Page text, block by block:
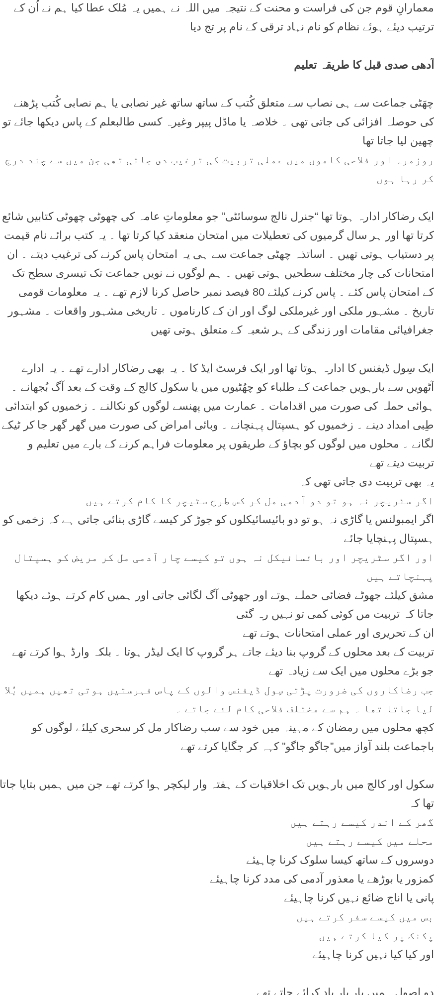
معمارانِ قوم جن کی فراست و محنت کے نتيجہ ميں اللہ نے ہميں يہ مُلک عطا کيا ہم نے اُن کے
ترتيب ديئے ہوئے نظام کو نام نہاد ترقی کے نام پر تج ديا
آدھی صدی قبل کا طريقہ تعليم
چھَٹی جماعت سے ہی نصاب سے متعلق کُتب کے ساتھ ساتھ غير نصابی يا ہم نصابی کُتب پڑھنے
کی حوصلہ افزائی کی جاتی تھی ۔ خلاصہ يا ماڈل پيپر وغيرہ کسی طالبعلم کے پاس ديکھا جائے تو
چھين ليا جاتا تھا
روزمرہ اور فلاحی کاموں ميں عملی تربيت کی ترغيب دی جاتی تھی جن ميں سے چند درج
کر رہا ہوں
ايک رضاکار ادارہ ہوتا تھا “جنرل نالج سوسائٹی” جو معلوماتِ عامہ کی چھوٹی چھوٹی کتابيں شائع
کرتا تھا اور ہر سال گرميوں کی تعطيلات ميں امتحان منعقد کيا کرتا تھا ۔ يہ کتب برائے نام قيمت
پر دستياب ہوتی تھيں ۔ اساتذہ چھٹی جماعت سے ہی يہ امتحان پاس کرنے کی ترغيب ديتے ۔ ان
امتحانات کی چار مختلف سطحيں ہوتی تھيں ۔ ہم لوگوں نے نويں جماعت تک تيسری سطح تک
کے امتحان پاس کئے ۔ پاس کرنے کيلئے 80 فيصد نمبر حاصل کرنا لازم تھے ۔ يہ معلومات قومی
تاريخ ۔ مشہور ملکی اور غيرملکی لوگ اور ان کے کارناموں ۔ تاريخی مشہور واقعات ۔ مشہور
جغرافيائی مقامات اور زندگی کے ہر شعبہ کے متعلق ہوتی تھيں
ايک سِول ڈيفنس کا ادارہ ہوتا تھا اور ايک فرسٹ ايڈ کا ۔ يہ بھی رضاکار ادارے تھے ۔ يہ ادارے
آٹھويں سے بارہويں جماعت کے طلباء کو چھُٹيوں ميں يا سکول کالج کے وقت کے بعد آگ بُجھانے ۔
ہوائی حملہ کی صورت ميں اقدامات ۔ عمارت ميں پھنسے لوگوں کو نکالنے ۔ زخميوں کو ابتدائی
طِبی امداد دينے ۔ زخميوں کو ہسپتال پہنچانے ۔ وبائی امراض کی صورت ميں گھر گھر جا کر ٹيکے
لگانے ۔ محلوں ميں لوگوں کو بچاؤ کے طريقوں پر معلومات فراہم کرنے کے بارے ميں تعليم و
تربيت ديتے تھے
يہ بھی تربيت دی جاتی تھی کہ
اگر سٹريچر نہ ہو تو دو آدمی مل کر کس طرح سٹيچر کا کام کرتے ہيں
اگر ايمبولنس يا گاڑی نہ ہو تو دو بائيسائيکلوں کو جوڑ کر کيسے گاڑی بنائی جاتی ہے کہ زخمی کو
ہسپتال پہنچايا جائے
اور اگر سٹريچر اور بائسائيکل نہ ہوں تو کيسے چار آدمی مل کر مريض کو ہسپتال
پہنچاتے ہيں
مشق کيلئے جھوٹے فضائی حملے ہوتے اور جھوٹی آگ لگائی جاتی اور ہميں کام کرتے ہوئے ديکھا
جاتا کہ تربيت مں کوئی کمی تو نہيں رہ گئی
ان کے تحريری اور عملی امتحانات ہوتے تھے
تربيت کے بعد محلوں کے گروپ بنا ديئے جاتے ہر گروپ کا ايک ليڈر ہوتا ۔ بلکہ وارڈ ہوا کرتے تھے
جو بڑے محلوں ميں ايک سے زيادہ تھے
جب رضاکاروں کی ضرورت پڑتی سِول ڈيفنس والوں کے پاس فہرستيں ہوتی تھيں ہميں بُلا
ليا جاتا تھا ۔ ہم سے مختلف فلاحی کام لئے جاتے ۔
کچھ محلوں ميں رمضان کے مہينہ ميں خود سے سب رضاکار مل کر سحری کيلئے لوگوں کو
باجماعت بلند آواز ميں”جاگو جاگو” کہہ کر جگايا کرتے تھے
سکول اور کالج ميں بارہويں تک اخلاقيات کے ہفتہ وار ليکچر ہوا کرتے تھے جن ميں ہميں بتايا جاتا
تھا کہ
گھر کے اندر کيسے رہتے ہيں
محلے ميں کيسے رہتے ہيں
دوسروں کے ساتھ کيسا سلوک کرنا چاہيئے
کمزور يا بوڑھے يا معذور آدمی کی مدد کرنا چاہيئے
پانی يا اناج ضائع نہيں کرنا چاہيئے
بس ميں کيسے سفر کرتے ہيں
پکنک پر کيا کرتے ہيں
اور کيا کيا نہيں کرنا چاہيئے
دو اصول ہميں بار بار ياد کرائے جاتے تھے